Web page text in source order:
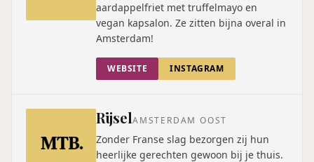
aardappelfriet met truffelmayo en
vegan kapsalon. Ze zitten bijna overal in
Amsterdam!
WEBSITE INSTAGRAM
RijselAMSTERDAM OOST
Zonder Franse slag bezorgen zij hun
heerlijke gerechten gewoon bij je thuis.